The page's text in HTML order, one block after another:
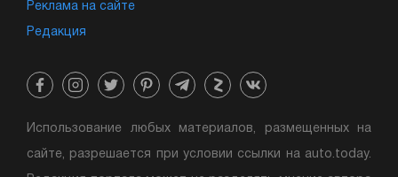
Реклама на сайте
Редакция
Использование любых материалов, размещенных на
сайте, разрешается при условии ссылки на auto.today.